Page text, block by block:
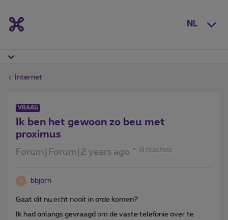
NL
Internet
VRAAG
Ik ben het gewoon zo beu met
proximus
Forum|Forum|2 years ago 8 reacties
B bbjorn
Gaat dit nu echt nooit in orde komen?
Ik had onlangs gevraagd om de vaste telefonie over te